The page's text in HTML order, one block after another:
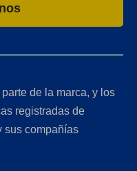
de la marca, y los
registradas de
sus compañías